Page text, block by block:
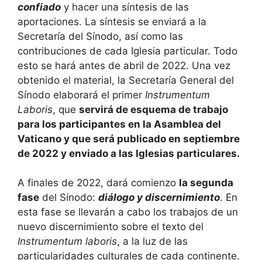
confiado y hacer una síntesis de las
aportaciones. La síntesis se enviará a la
Secretaría del Sínodo, así como las
contribuciones de cada Iglesia particular. Todo
esto se hará antes de abril de 2022. Una vez
obtenido el material, la Secretaría General del
Sínodo elaborará el primer Instrumentum
Laboris, que servirá de esquema de trabajo
para los participantes en la Asamblea del
Vaticano y que será publicado en septiembre
de 2022 y enviado a las Iglesias particulares.
A finales de 2022, dará comienzo la segunda
fase del Sínodo: diálogo y discernimiento. En
esta fase se llevarán a cabo los trabajos de un
nuevo discernimiento sobre el texto del
Instrumentum laboris, a la luz de las
particularidades culturales de cada continente.